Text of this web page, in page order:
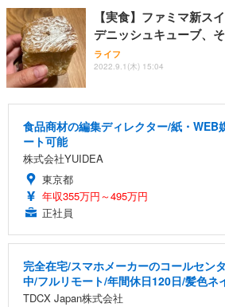
【実食】ファミマ新ス
デニッシュキューブ、
ライフ
2022.9.1(木) 15:04
食品商材の編集ディレクター/紙・WEB
ート可能
株式会社YUIDEA
東京都
年収355万円～495万円
正社員
完全在宅/スマホメーカーのコールセン
中/フルリモート/年間休日120日/髪色ネ
TDCX Japan株式会社